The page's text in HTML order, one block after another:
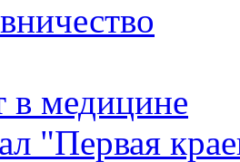
в медицине
"Первая